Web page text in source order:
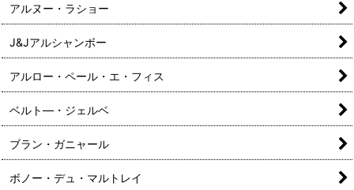
アルヌー・ラショー
J&Jアルシャンボー
アルロー・ペール・エ・フィス
ベルト—・ジェルベ
ブラン・ガニャール
ボノー・デュ・マルトレイ